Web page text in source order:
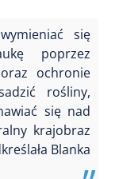
się
poprzez
ochronie
rośliny,
się nad
krajobraz
Blanka